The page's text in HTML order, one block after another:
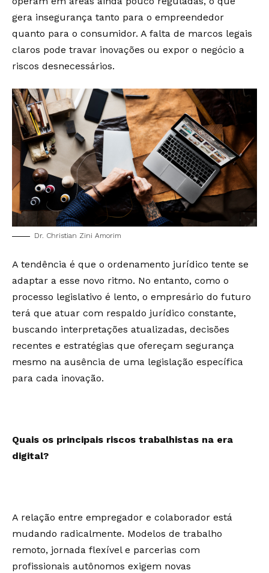
gera insegurança tanto para o empreendedor
quanto para o consumidor. A falta de marcos legais
claros pode travar inovações ou expor o negócio a
riscos desnecessários.
Dr. Christian Zini Amorim
A tendência é que o ordenamento jurídico tente se
adaptar a esse novo ritmo. No entanto, como o
processo legislativo é lento, o empresário do futuro
terá que atuar com respaldo jurídico constante,
buscando interpretações atualizadas, decisões
recentes e estratégias que ofereçam segurança
mesmo na ausência de uma legislação específica
para cada inovação.
Quais os principais riscos trabalhistas na era
digital?
A relação entre empregador e colaborador está
mudando radicalmente. Modelos de trabalho
remoto, jornada flexível e parcerias com
profissionais autônomos exigem novas